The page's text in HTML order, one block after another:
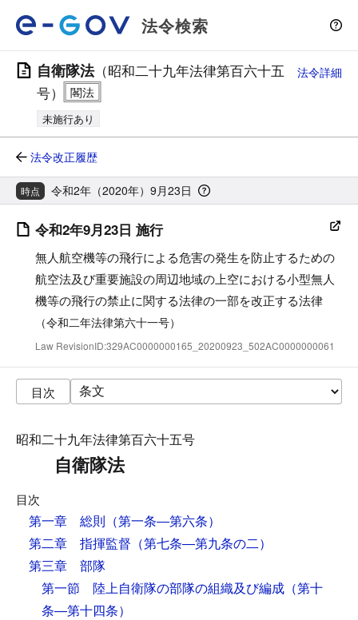
法令検索
自衛隊法（昭和二十九年法律第百六十五
号）
未施行あり
法令詳細
法令改正履歴
時点 令和2年（2020年）9月23日
令和2年9月23日 施行
無人航空機等の飛行による危害の発生を防止するための
航空法及び重要施設の周辺地域の上空における小型無人
機等の飛行の禁止に関する法律の一部を改正する法律
（令和二年法律第六十一号）
Law RevisionID:329AC0000000165_20200923_502AC0000000061
目次
昭和二十九年法律第百六十五号
自衛隊法
目次
第一章 総則 （第一条―第六条）
第二章 指揮監督 （第七条―第九条の二）
第三章 部隊
第一節 陸上自衛隊の部隊の組織及び編成 （第十
条―第十四条）